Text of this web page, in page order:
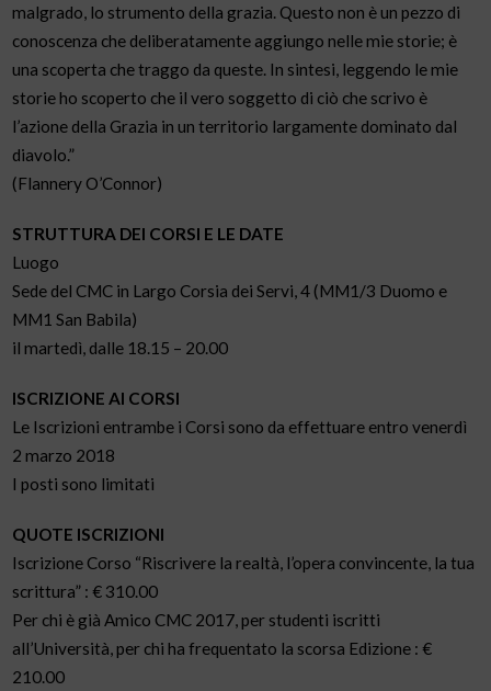
malgrado, lo strumento della grazia. Questo non è un pezzo di
conoscenza che deliberatamente aggiungo nelle mie storie; è
una scoperta che traggo da queste. In sintesi, leggendo le mie
storie ho scoperto che il vero soggetto di ciò che scrivo è
l’azione della Grazia in un territorio largamente dominato dal
diavolo.”
(Flannery O’Connor)
STRUTTURA DEI CORSI E LE DATE
Luogo
Sede del CMC in Largo Corsia dei Servi, 4 (MM1/3 Duomo e
MM1 San Babila)
il martedì, dalle 18.15 – 20.00
ISCRIZIONE AI CORSI
Le Iscrizioni entrambe i Corsi sono da effettuare entro venerdì
2 marzo 2018
I posti sono limitati
QUOTE ISCRIZIONI
Iscrizione Corso “Riscrivere la realtà, l’opera convincente, la tua
scrittura” : € 310.00
Per chi è già Amico CMC 2017, per studenti iscritti
all’Università, per chi ha frequentato la scorsa Edizione : €
210.00